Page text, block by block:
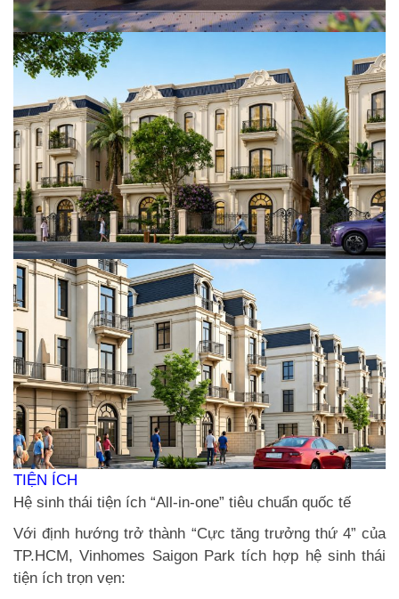
TIỆN ÍCH
Hệ sinh thái tiện ích “All-in-one” tiêu chuẩn quốc tế
Với định hướng trở thành “Cực tăng trưởng thứ 4” của
TP.HCM, Vinhomes Saigon Park tích hợp hệ sinh thái
tiện ích trọn vẹn: